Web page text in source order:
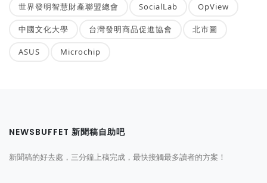
世界發明智慧財產聯盟總會 SocialLab OpView
中國文化大學 台灣發明商品促進協會 北市圖
ASUS Microchip
NEWSBUFFET 新聞稿自助吧
新聞稿的好去處，三分鐘上稿完成，最快接觸最多讀者的方案！